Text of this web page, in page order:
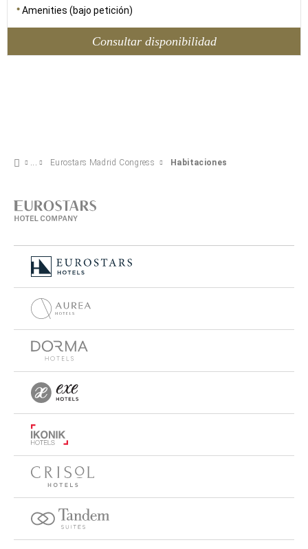
Amenities (bajo petición)
Consultar disponibilidad
Eurostars Madrid Congress Habitaciones